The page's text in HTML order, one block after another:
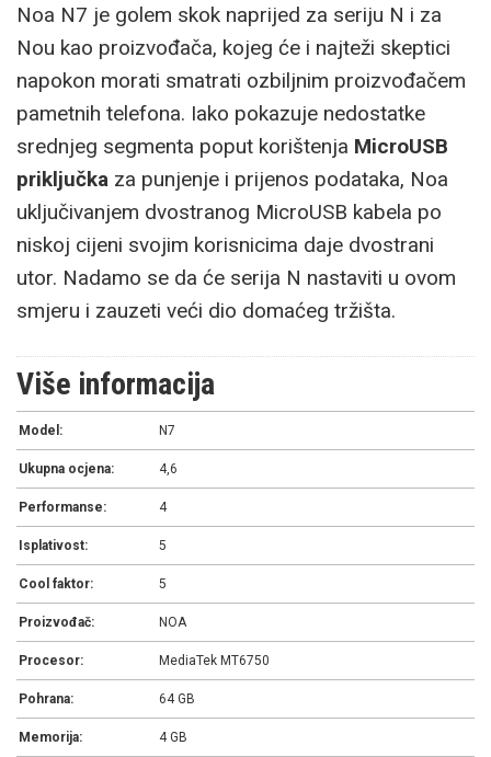
Noa N7 je golem skok naprijed za seriju N i za
Nou kao proizvođača, kojeg će i najteži skeptici
napokon morati smatrati ozbiljnim proizvođačem
pametnih telefona. Iako pokazuje nedostatke
srednjeg segmenta poput korištenja MicroUSB
priključka za punjenje i prijenos podataka, Noa
uključivanjem dvostranog MicroUSB kabela po
niskoj cijeni svojim korisnicima daje dvostrani
utor. Nadamo se da će serija N nastaviti u ovom
smjeru i zauzeti veći dio domaćeg tržišta.
Više informacija
Model: N7
Ukupna ocjena: 4,6
Performanse: 4
Isplativost: 5
Cool faktor: 5
Proizvođač: NOA
Procesor: MediaTek MT6750
Pohrana: 64 GB
Memorija: 4 GB